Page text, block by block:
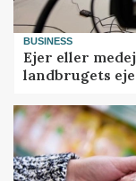
BUSINESS
Ejer eller
landbrugets